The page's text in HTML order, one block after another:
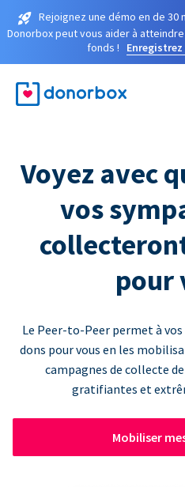
Rejoignez une démo en de
Donorbox peut vous aider à
fonds !
Voyez avec
vos
pour
Le Peer-to-Peer permet à
dons pour vous en les
campagnes de collecte
gratifiantes et
Mobiliser